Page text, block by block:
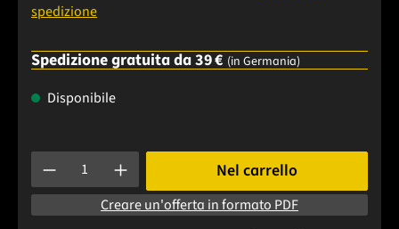
spedizione
Spedizione gratuita da 39 € (in Germania)
Disponibile
Quantità del prodotto: inserisci la quantità desiderata o
Nel carrello
Creare un'offerta in formato PDF